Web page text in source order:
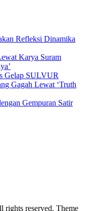
Refleksi Dinamika
Karya Suram
Gelap SULVUR
Gagah Lewat ‘Truth
Gempuran Satir
reserved. Theme